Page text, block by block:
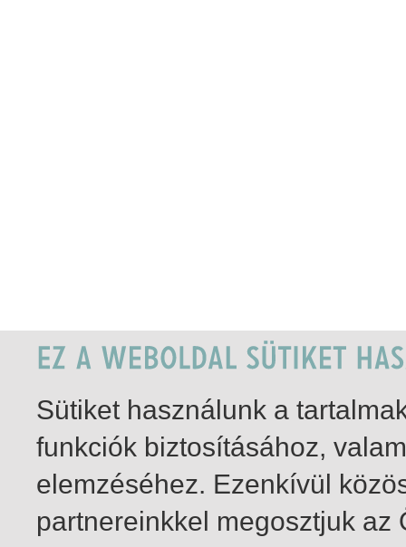
Sütiket használunk a
funkciók biztosításához,
elemzéséhez. Ezenkívül
partnereinkkel megosztjuk